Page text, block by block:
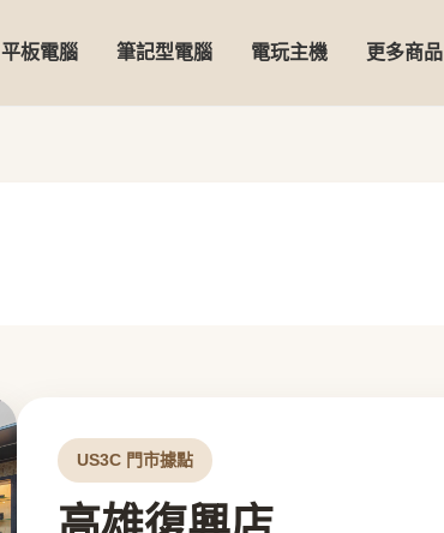
平板電腦 筆記型電腦 電玩主機 更多商品
US3C 門市據點